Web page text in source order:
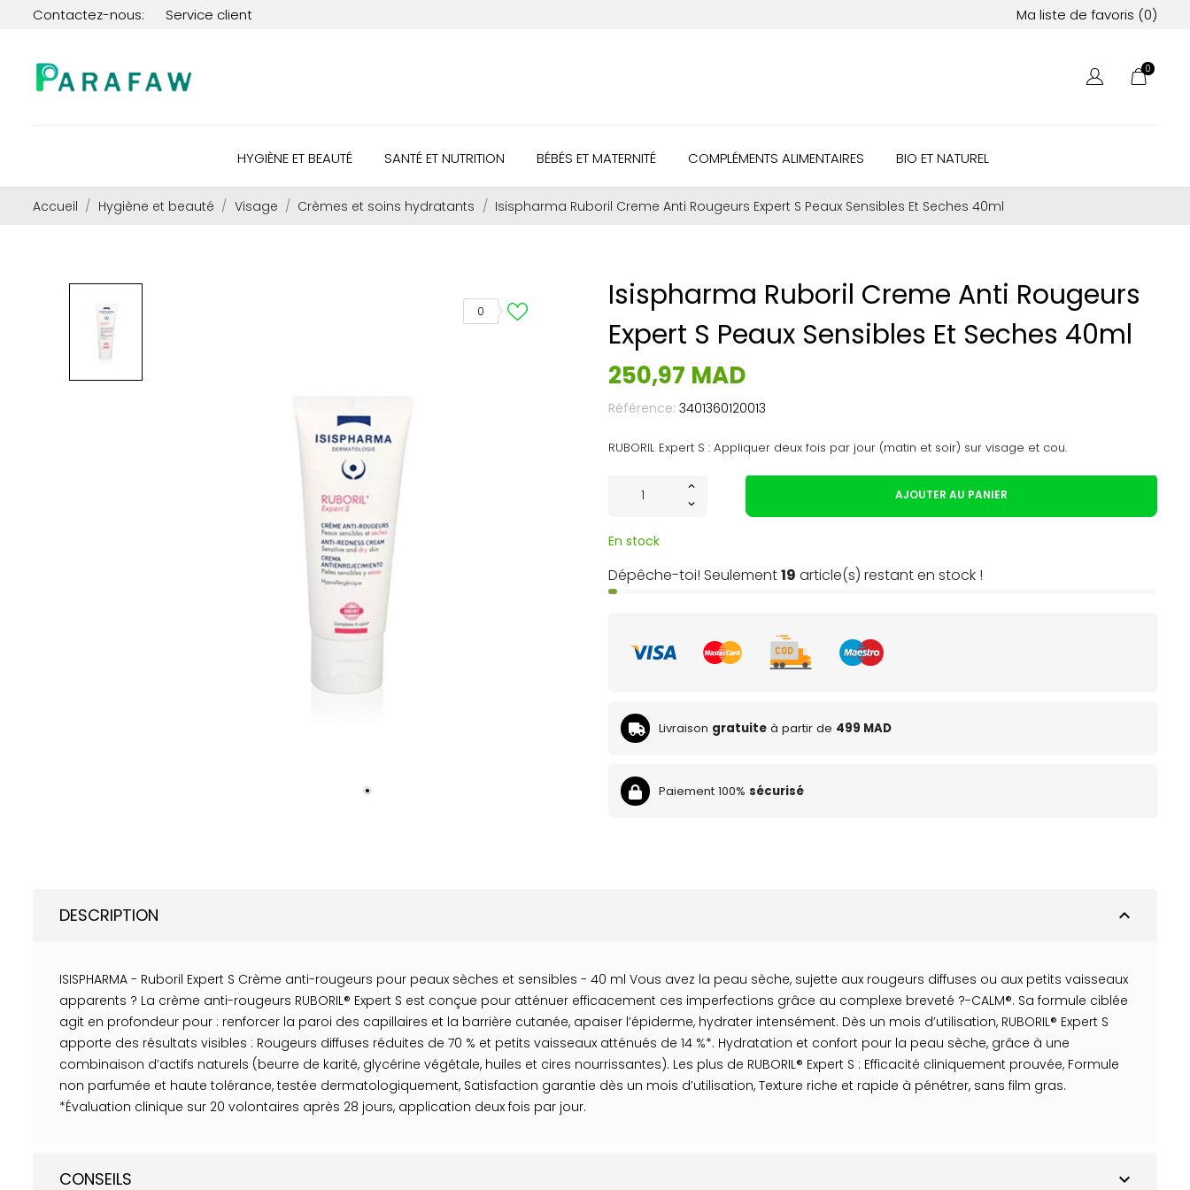
Contactez-nous: Service client Ma liste de favoris (0)
0
HYGIÈNE ET BEAUTÉ SANTÉ ET NUTRITION BÉBÉS ET MATERNITÉ COMPLÉMENTS ALIMENTAIRES BIO ET NATUREL
Accueil Hygiène et beauté Visage Crèmes et soins hydratants Isispharma Ruboril Creme Anti Rougeurs Expert S Peaux Sensibles Et Seches 40ml
0
Isispharma Ruboril Creme Anti Rougeurs
Expert S Peaux Sensibles Et Seches 40ml
250,97 MAD
Référence: 3401360120013
RUBORIL Expert S : Appliquer deux fois par jour (matin et soir) sur visage et cou.
AJOUTER AU PANIER
En stock
Dépêche-toi! Seulement19 article(s) restant en stock !
Livraison gratuite à partir de 499 MAD
Paiement 100% sécurisé
expand_less
DESCRIPTION
ISISPHARMA - Ruboril Expert S Crème anti-rougeurs pour peaux sèches et sensibles - 40 ml Vous avez la peau sèche, sujette aux rougeurs diffuses ou aux petits vaisseaux
apparents ? La crème anti-rougeurs RUBORIL® Expert S est conçue pour atténuer efficacement ces imperfections grâce au complexe breveté ?-CALM®. Sa formule ciblée
agit en profondeur pour : renforcer la paroi des capillaires et la barrière cutanée, apaiser l’épiderme, hydrater intensément. Dès un mois d’utilisation, RUBORIL® Expert S
apporte des résultats visibles : Rougeurs diffuses réduites de 70 % et petits vaisseaux atténués de 14 %*. Hydratation et confort pour la peau sèche, grâce à une
combinaison d’actifs naturels (beurre de karité, glycérine végétale, huiles et cires nourrissantes). Les plus de RUBORIL® Expert S : Efficacité cliniquement prouvée, Formule
non parfumée et haute tolérance, testée dermatologiquement, Satisfaction garantie dès un mois d’utilisation, Texture riche et rapide à pénétrer, sans film gras.
*Évaluation clinique sur 20 volontaires après 28 jours, application deux fois par jour.
expand_more
CONSEILS